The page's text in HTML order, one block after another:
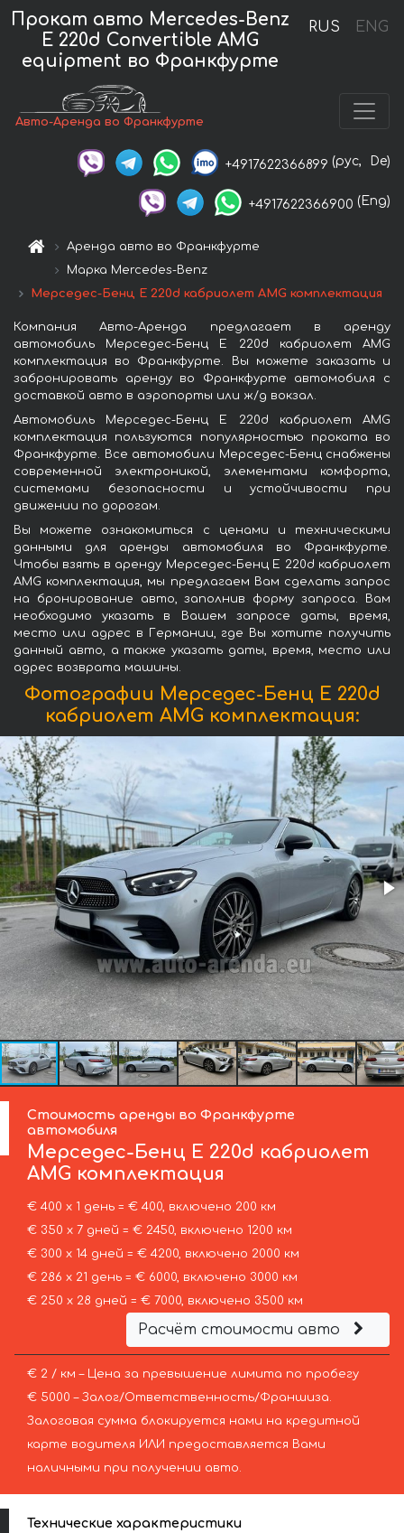
RUS ENG
Прокат авто Mercedes-Benz
E 220d Convertible AMG
equipment во Франкфурте
Авто-Аренда во Франкфурте
+4917622366899 (рус, De)
+4917622366900 (Eng)
Аренда авто во Франкфурте
Марка Mercedes-Benz
Мерседес-Бенц E 220d кабриолет AMG комплектация
Компания Авто-Аренда предлагает в аренду
автомобиль Мерседес-Бенц E 220d кабриолет AMG
комплектация во Франкфурте. Вы можете заказать и
забронировать аренду во Франкфурте автомобиля с
доставкой авто в аэропорты или ж/д вокзал.
Автомобиль Мерседес-Бенц E 220d кабриолет AMG
комплектация пользуются популярностью проката во
Франкфурте. Все автомобили Мерседес-Бенц снабжены
современной электроникой, элементами комфорта,
системами безопасности и устойчивости при
движении по дорогам.
Вы можете ознакомиться с ценами и техническими
данными для аренды автомобиля во Франкфурте.
Чтобы взять в аренду Мерседес-Бенц E 220d кабриолет
AMG комплектация, мы предлагаем Вам сделать запрос
на бронирование авто, заполнив форму запроса. Вам
необходимо указать в Вашем запросе даты, время,
место или адрес в Германии, где Вы хотите получить
данный авто, а также указать даты, время, место или
адрес возврата машины.
Фотографии Мерседес-Бенц E 220d
кабриолет AMG комплектация:
Стоимость аренды во Франкфурте
автомобиля
Мерседес-Бенц E 220d кабриолет
AMG комплектация
€ 400 х 1 день = € 400, включено 200 км
€ 350 х 7 дней = € 2450, включено 1200 км
€ 300 х 14 дней = € 4200, включено 2000 км
€ 286 х 21 день = € 6000, включено 3000 км
€ 250 х 28 дней = € 7000, включено 3500 км
Расчёт стоимости авто
€ 2 / км – Цена за превышение лимита по пробегу
€ 5000 – Залог/Ответственность/Франшиза.
Залоговая сумма блокируется нами на кредитной
карте водителя ИЛИ предоставляется Вами
наличными при получении авто.
Технические характеристики